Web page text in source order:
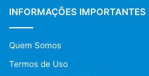
INFORMAÇÕES IMPORTANTES
Quem Somos
Termos de Uso